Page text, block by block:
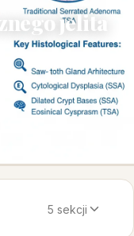
jelita
5 sekcji